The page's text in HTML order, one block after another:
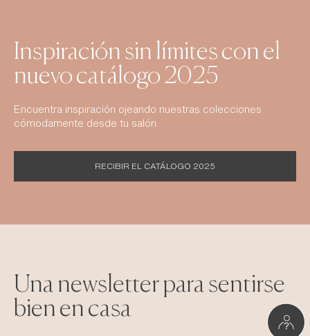
Inspiración sin límites con el
nuevo catálogo 2025
Encuentra inspiración ojeando nuestras colecciones
cómodamente desde tu salón.
RECIBIR EL CATÁLOGO 2025
Una newsletter para sentirse
bien en casa